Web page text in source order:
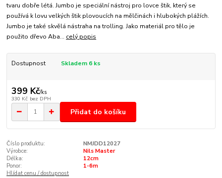
tvaru dobře létá. Jumbo je speciální nástroj pro lovce štik, který se
používá k lovu velkých štik plovoucích na mělčinách i hlubokých plážích.
Jumbo je také skvělá nástraha na trolling. Jako materiál pro tělo je
použito dřevo Aba... celý popis
Dostupnost Skladem 6 ks
399 Kč/ks
330 Kč bez DPH
Přidat do košíku
Číslo produktu:
NMJDD12027
Výrobce:
Nils Master
Délka:
12cm
Ponor:
1-6m
Hlídat cenu / dostupnost